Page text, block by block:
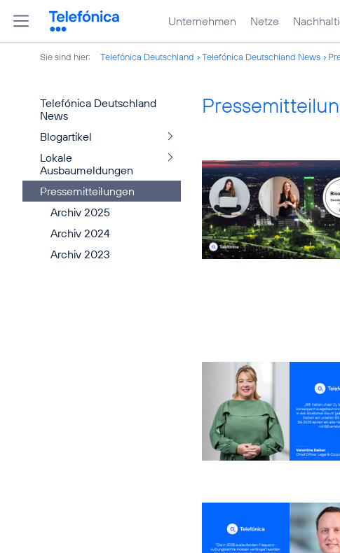
Unternehmen Netze
Sie sind hier: Telefónica Deutschland Telefónica Deutschland News
Telefónica Deutschland
News
Blogartikel
Lokale
Ausbaumeldungen
Pressemitteilungen
Archiv 2025
Archiv 2024
Archiv 2023